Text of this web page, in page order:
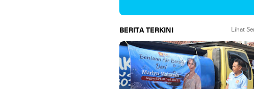
BERITA TERKINI Lihat